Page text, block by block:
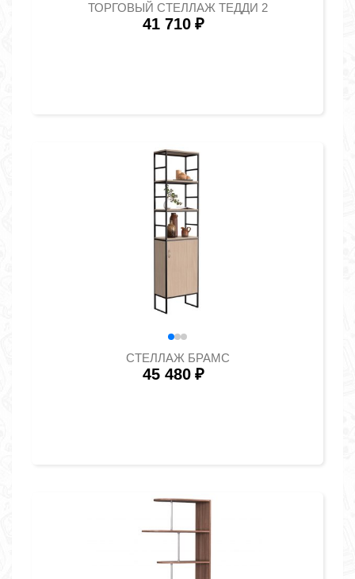
ТОРГОВЫЙ СТЕЛЛАЖ ТЕДДИ 2
41 710 ₽
СТЕЛЛАЖ БРАМС
45 480 ₽